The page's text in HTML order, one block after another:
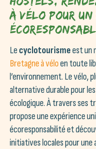
à vélo pour
Lecyclotourismeest un
Bretagne à véloen toute
l’environnement. Le vélo,
alternative durable pour
écologique. À travers ses
propose une expérience
écoresponsabilité et
initiatives locales pour